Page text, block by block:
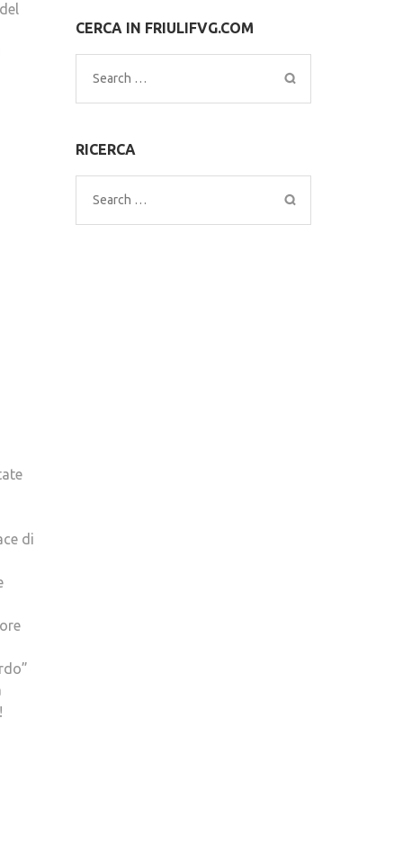
di
CERCA IN FRIULIFVG.COM
Search
for:
RICERCA
Search
for: